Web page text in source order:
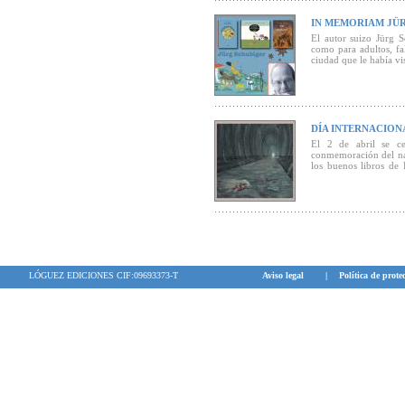
IN MEMORIAM
El autor suizo Jürg
como para adultos,
ciudad que le había
DÍA
El 2 de abril se
conmemoración del
los buenos libros de
LÓGUEZ EDICIONES CIF:09693373-T Aviso legal | Política de